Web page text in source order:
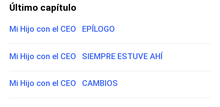
Último capítulo
Mi Hijo con el CEO EPÍLOGO
Mi Hijo con el CEO SIEMPRE ESTUVE AHÍ
Mi Hijo con el CEO CAMBIOS